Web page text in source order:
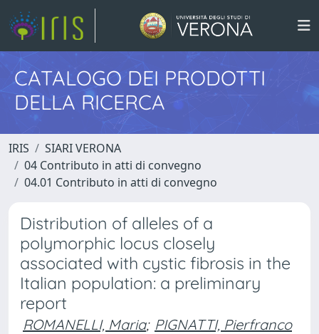
CATALOGO DEI PRODOTTI
DELLA RICERCA
IRIS
SIARI VERONA
04 Contributo in atti di convegno
04.01 Contributo in atti di convegno
Distribution of alleles of a
polymorphic locus closely
associated with cystic fibrosis in the
Italian population: a preliminary
report
ROMANELLI, Maria; PIGNATTI, Pierfranco